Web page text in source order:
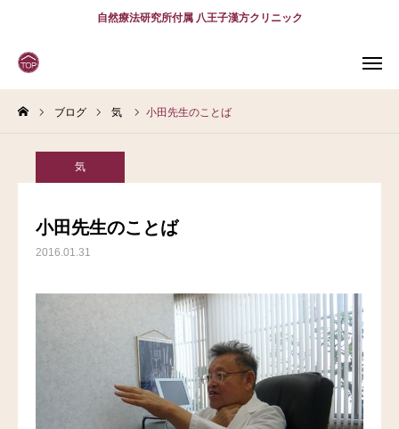
自然療法研究所付属 八王子漢方クリニック
ブログ 気 小田先生のことば
気
小田先生のことば
2016.01.31
WEB予約
電話予約